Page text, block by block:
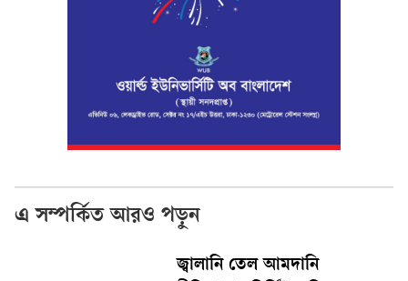
এ সম্পর্কিত আরও পড়ুন
জ্বালানি তেল আমদানি